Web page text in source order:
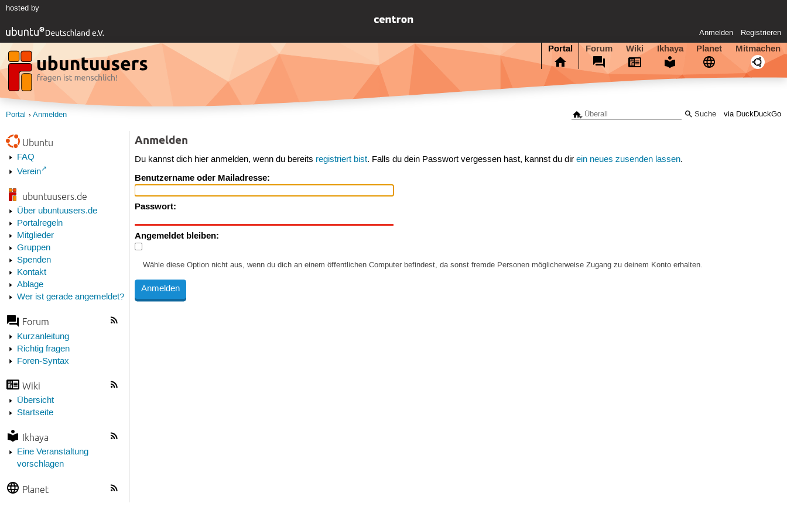
hosted by
Anmelden Registrieren
Portal Forum Wiki Ikhaya Planet Mitmachen
via DuckDuckGo
Portal Anmelden
Ubuntu
FAQ
Verein
ubuntuusers.de
Über ubuntuusers.de
Portalregeln
Mitglieder
Gruppen
Spenden
Kontakt
Ablage
Wer ist gerade angemeldet?
Forum
Kurzanleitung
Richtig fragen
Foren-Syntax
Wiki
Übersicht
Startseite
Ikhaya
Eine Veranstaltung
vorschlagen
Planet
Anmelden
Du kannst dich hier anmelden, wenn du bereits registriert bist. Falls du dein Passwort vergessen hast, kannst du direin neues zusenden lassen.
Benutzername oder Mailadresse:
Passwort:
Angemeldet bleiben:
Wähle diese Option nicht aus, wenn du dich an einem öffentlichen Computer befindest, da sonst fremde Personen möglicherweise Zugang zu deinem Konto erhalten.